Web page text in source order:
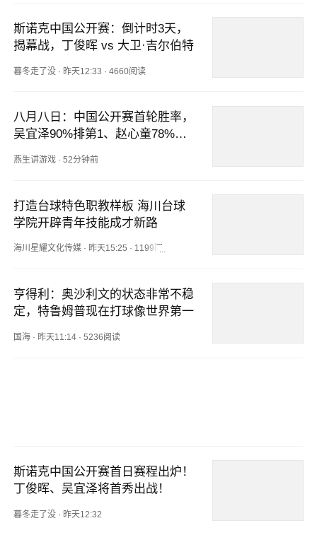
斯诺克中国公开赛：倒计时3天，
揭幕战，丁俊晖 vs 大卫·吉尔伯特
暮冬走了没 · 昨天12:33 ·4660阅读
八月八日：中国公开赛首轮胜率，
吴宜泽90%排第1、赵心童78%、
燕生讲游戏 ·52分钟前
打造台球特色职教样板 海川台球
学院开辟青年技能成才新路
海川星耀文化传媒 · 昨天15:25 · 1199阅读
亨得利：奥沙利文的状态非常不稳
定，特鲁姆普现在打球像世界第一
国海 · 昨天11:14 ·5236阅读
斯诺克中国公开赛首日赛程出炉！
丁俊晖、吴宜泽将首秀出战！
暮冬走了没 · 昨天12:32